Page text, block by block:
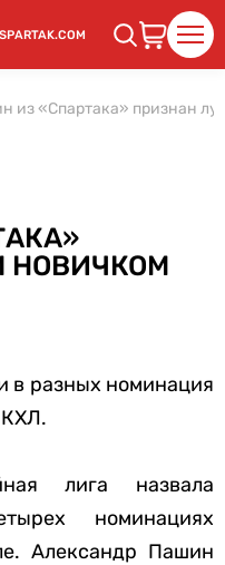
из «Спартака» признан
НОВИЧКОМ
в разных номинация
КХЛ.
лига назвала
номинациях
Александр Пашин